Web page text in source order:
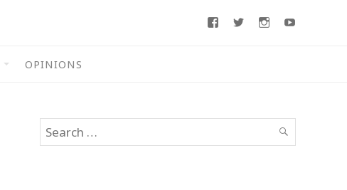
FacebookTwitterInstagram
OPINIONS
Search
for:
SEARCH